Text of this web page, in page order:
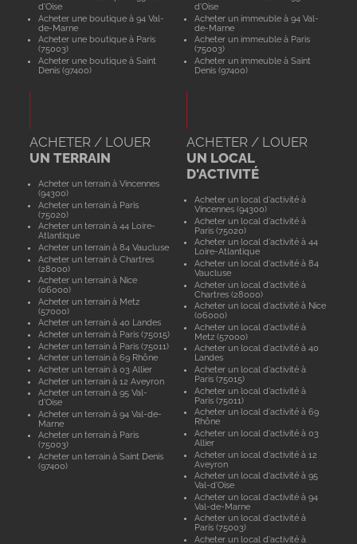
d'Oise
Acheter une boutique à 94 Val-
de-Marne
Acheter une boutique à Paris
(75003)
Acheter une boutique à Saint
Denis (97400)
d'Oise
Acheter un immeuble à 94 Val-
de-Marne
Acheter un immeuble à Paris
(75003)
Acheter un immeuble à Saint
Denis (97400)
ACHETER / LOUER
UN TERRAIN
Acheter un terrain à Vincennes
(94300)
Acheter un terrain à Paris
(75020)
Acheter un terrain à 44 Loire-
Atlantique
Acheter un terrain à 84 Vaucluse
Acheter un terrain à Chartres
(28000)
Acheter un terrain à Nice
(06000)
Acheter un terrain à Metz
(57000)
Acheter un terrain à 40 Landes
Acheter un terrain à Paris (75015)
Acheter un terrain à Paris (75011)
Acheter un terrain à 69 Rhône
Acheter un terrain à 03 Allier
Acheter un terrain à 12 Aveyron
Acheter un terrain à 95 Val-
d'Oise
Acheter un terrain à 94 Val-de-
Marne
Acheter un terrain à Paris
(75003)
Acheter un terrain à Saint Denis
(97400)
ACHETER / LOUER
UN LOCAL
D'ACTIVITÉ
Acheter un local d'activité à
Vincennes (94300)
Acheter un local d'activité à
Paris (75020)
Acheter un local d'activité à 44
Loire-Atlantique
Acheter un local d'activité à 84
Vaucluse
Acheter un local d'activité à
Chartres (28000)
Acheter un local d'activité à Nice
(06000)
Acheter un local d'activité à
Metz (57000)
Acheter un local d'activité à 40
Landes
Acheter un local d'activité à
Paris (75015)
Acheter un local d'activité à
Paris (75011)
Acheter un local d'activité à 69
Rhône
Acheter un local d'activité à 03
Allier
Acheter un local d'activité à 12
Aveyron
Acheter un local d'activité à 95
Val-d'Oise
Acheter un local d'activité à 94
Val-de-Marne
Acheter un local d'activité à
Paris (75003)
Acheter un local d'activité à